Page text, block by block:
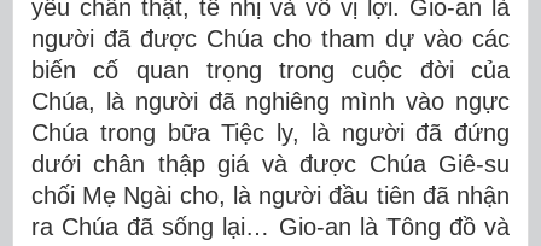
yêu chân thật, tế nhị và vô vị lợi. Gio-an là
người đã được Chúa cho tham dự vào các
biến cố quan trọng trong cuộc đời của
Chúa, là người đã nghiêng mình vào ngực
Chúa trong bữa Tiệc ly, là người đã đứng
dưới chân thập giá và được Chúa Giê-su
chối Mẹ Ngài cho, là người đầu tiên đã nhận
ra Chúa đã sống lại… Gio-an là Tông đồ và